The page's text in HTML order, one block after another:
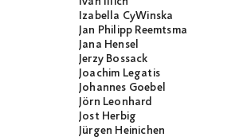
Izabella CyWinska
Jan Philipp Reemtsma
Jana Hensel
Jerzy Bossack
Joachim Legatis
Johannes Goebel
Jörn Leonhard
Jost Herbig
Jürgen Heinichen